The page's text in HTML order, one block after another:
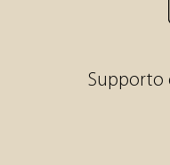
Supporto